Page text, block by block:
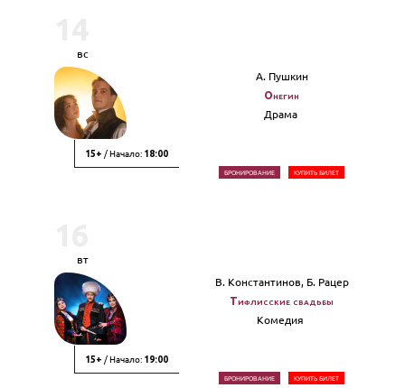
вс
15+ / Начало: 18:00
А. Пушкин
Онегин
Драма
БРОНИРОВАНИЕ КУПИТЬ БИЛЕТ
вт
15+ / Начало: 19:00
В. Константинов, Б. Рацер
Тифлисские свадьбы
Комедия
БРОНИРОВАНИЕ КУПИТЬ БИЛЕТ